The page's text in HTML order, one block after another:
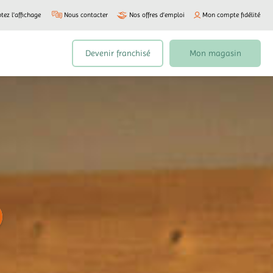
l'affichage Nous contacter Nos offres d’emploi Mon compte fidélité
Devenir franchisé Mon magasin